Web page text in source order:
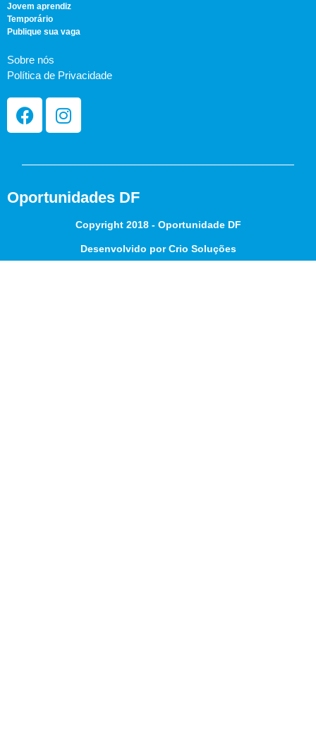
Jovem aprendiz
Temporário
Publique sua vaga
Sobre nós
Política de Privacidade
Oportunidades DF
Copyright 2018 - Oportunidade DF
Desenvolvido por Crio Soluções